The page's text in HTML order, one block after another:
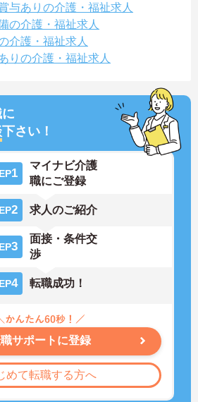
与ありの介護・福祉求人
の介護・福祉求人
介護・福祉求人
りの介護・福祉求人
下さい！
1
マイナビ介護
職にご登録
2 求人のご紹介
3
面接・条件交
渉
4 転職成功！
サポートに登録
めて転職する方へ